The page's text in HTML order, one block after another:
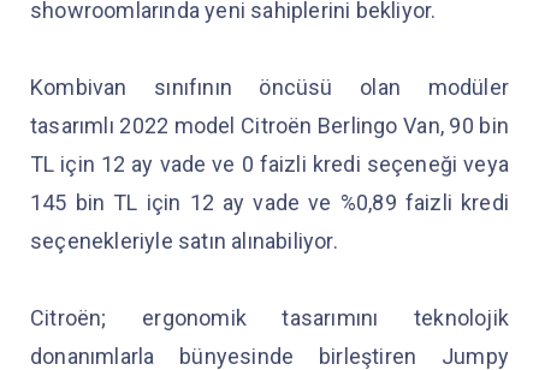
showroomlarında yeni sahiplerini bekliyor.
Kombivan sınıfının öncüsü olan modüler
tasarımlı 2022 model Citroën Berlingo Van, 90 bin
TL için 12 ay vade ve 0 faizli kredi seçeneği veya
145 bin TL için 12 ay vade ve %0,89 faizli kredi
seçenekleriyle satın alınabiliyor.
Citroën; ergonomik tasarımını teknolojik
donanımlarla bünyesinde birleştiren Jumpy